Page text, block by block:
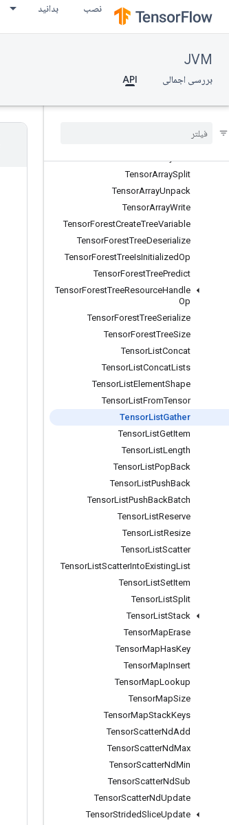
نصب بدانید
JVM
بررسی اجمالی API
TensorArray
TensorArrayClose
TensorArrayGrad
TensorArrayPack
TensorArraySplit
TensorArrayUnpack
TensorArrayWrite
TensorForestCreateTreeVariable
TensorForestTreeDeserialize
TensorForestTreeIsInitializedOp
TensorForestTreePredict
TensorForestTreeResourceHandle
Op
TensorForestTreeSerialize
TensorForestTreeSize
TensorListConcat
TensorListConcatLists
TensorListElementShape
TensorListFromTensor
TensorListGather
TensorListGetItem
TensorListLength
TensorListPopBack
TensorListPushBack
TensorListPushBackBatch
TensorListReserve
TensorListResize
TensorListScatter
TensorListScatterIntoExistingList
TensorListSetItem
TensorListSplit
TensorListStack
TensorMapErase
TensorMapHasKey
TensorMapInsert
TensorMapLookup
TensorMapSize
TensorMapStackKeys
TensorScatterNdAdd
TensorScatterNdMax
TensorScatterNdMin
TensorScatterNdSub
TensorScatterNdUpdate
TensorStridedSliceUpdate